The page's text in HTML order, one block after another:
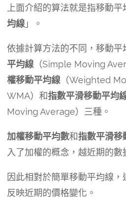
上面介紹的算法就是指移動平
均線」。
依據計算方法的不同，移動平
平均線（Simple Moving
權移動平均線（Weighted
WMA）和指數平滑移動平均
Moving Average）三種。
加權移動平均數和指數平滑移
入了加權的概念，越近期的數
因此相對於簡單移動平均線
反映近期的價格變化。